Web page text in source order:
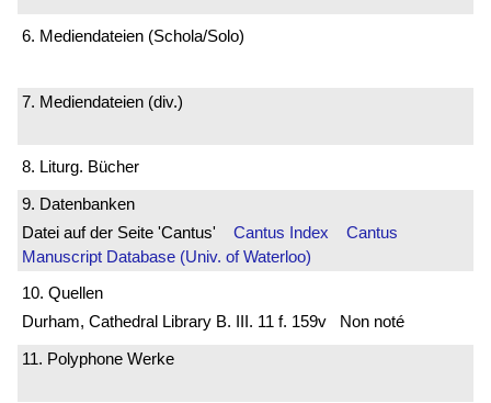
6. Mediendateien (Schola/Solo)
7. Mediendateien (div.)
8. Liturg. Bücher
9. Datenbanken
Datei auf der Seite 'Cantus' Cantus Index
Cantus
Manuscript Database (Univ. of Waterloo)
10. Quellen
Durham, Cathedral Library B. III. 11 f. 159v Non noté
11. Polyphone Werke